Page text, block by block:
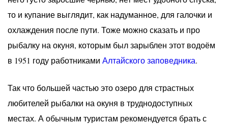
то и купание выглядит, как надуманное, для галочки и
охлаждения после пути. Тоже можно сказать и про
рыбалку на окуня, которым был зарыблен этот водоём
в 1951 году работниками Алтайского заповедника.
Так что большей частью это озеро для страстных
любителей рыбалки на окуня в труднодоступных
местах. А обычным туристам рекомендуется брать с